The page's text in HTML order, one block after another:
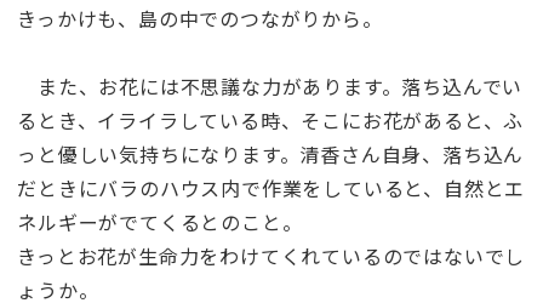
きっかけも、島の中でのつながりから。
また、お花には不思議な力があります。落ち込んでい
るとき、イライラしている時、そこにお花があると、ふ
っと優しい気持ちになります。清香さん自身、落ち込ん
だときにバラのハウス内で作業をしていると、自然とエ
ネルギーがでてくるとのこと。
きっとお花が生命力をわけてくれているのではないでし
ょうか。